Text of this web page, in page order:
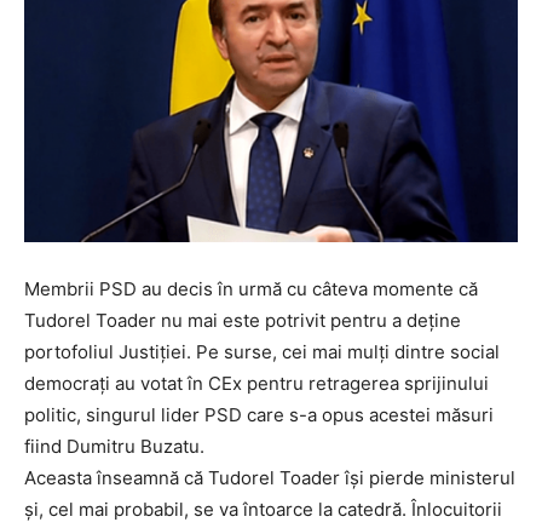
Membrii PSD au decis în urmă cu câteva momente că
Tudorel Toader nu mai este potrivit pentru a deține
portofoliul Justiției. Pe surse, cei mai mulți dintre social
democrați au votat în CEx pentru retragerea sprijinului
politic, singurul lider PSD care s-a opus acestei măsuri
fiind Dumitru Buzatu.
Aceasta înseamnă că Tudorel Toader își pierde ministerul
și, cel mai probabil, se va întoarce la catedră. Înlocuitorii